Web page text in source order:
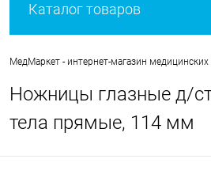
Каталог товаров
МедМаркет - интернет-магазин медицинских
Ножницы глазные д/
тела прямые, 114 мм